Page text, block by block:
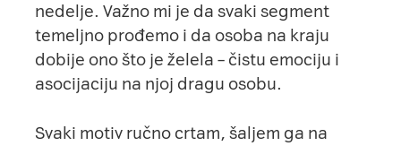
nedelje. Važno mi je da svaki segment
temeljno prođemo i da osoba na kraju
dobije ono što je želela – čistu emociju i
asocijaciju na njoj dragu osobu.
Svaki motiv ručno crtam, šaljem ga na